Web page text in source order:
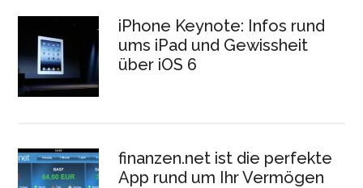
iPhone Keynote: Infos rund
ums iPad und Gewissheit
über iOS 6
finanzen.net ist die perfekte
App rund um Ihr Vermögen